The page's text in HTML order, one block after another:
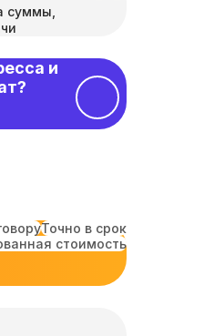
суммы,
и
Точно в срок
стоимость